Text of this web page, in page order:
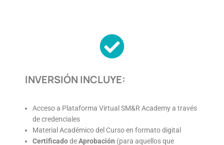
INVERSIÓN INCLUYE:
Acceso a Plataforma Virtual SM&R Academy a través
de credenciales
Material Académico del Curso en formato digital
CertificadodeAprobación (para aquellos que